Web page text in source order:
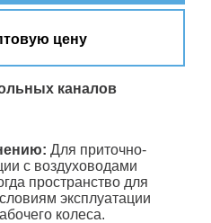
цену
каналов
Для приточно-
с воздуховодами
пространство для
эксплуатации
колеса.